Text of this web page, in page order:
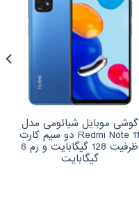
گوشی موبایل شیائومی مدل
Redmi Note 11 دو سیم‌ کارت
ظرفیت 128 گیگابایت و رم 6
گیگابایت